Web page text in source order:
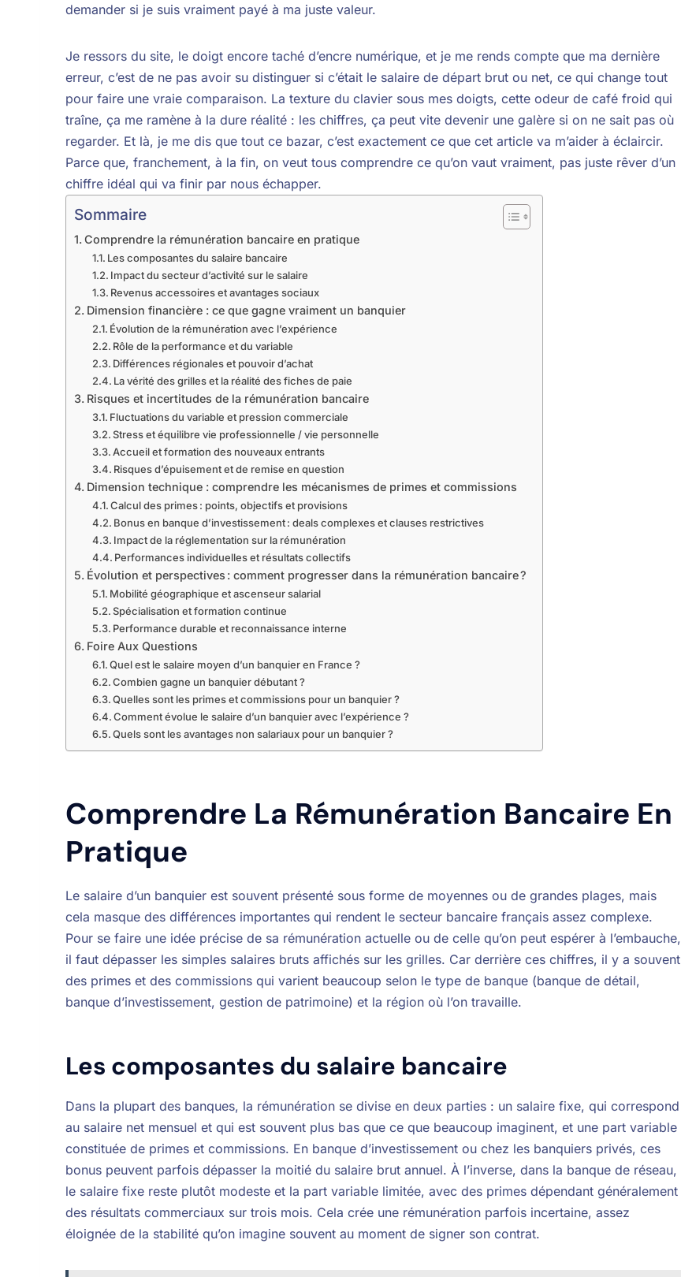
demander si je suis vraiment payé à ma juste valeur.
Je ressors du site, le doigt encore taché d’encre numérique, et je me rends compte que ma dernière
erreur, c’est de ne pas avoir su distinguer si c’était le salaire de départ brut ou net, ce qui change tout
pour faire une vraie comparaison. La texture du clavier sous mes doigts, cette odeur de café froid qui
traîne, ça me ramène à la dure réalité : les chiffres, ça peut vite devenir une galère si on ne sait pas où
regarder. Et là, je me dis que tout ce bazar, c’est exactement ce que cet article va m’aider à éclaircir.
Parce que, franchement, à la fin, on veut tous comprendre ce qu’on vaut vraiment, pas juste rêver d’un
chiffre idéal qui va finir par nous échapper.
Sommaire
Comprendre la rémunération bancaire en pratique
Les composantes du salaire bancaire
Impact du secteur d’activité sur le salaire
Revenus accessoires et avantages sociaux
Dimension financière : ce que gagne vraiment un banquier
Évolution de la rémunération avec l’expérience
Rôle de la performance et du variable
Différences régionales et pouvoir d’achat
La vérité des grilles et la réalité des fiches de paie
Risques et incertitudes de la rémunération bancaire
Fluctuations du variable et pression commerciale
Stress et équilibre vie professionnelle / vie personnelle
Accueil et formation des nouveaux entrants
Risques d’épuisement et de remise en question
Dimension technique : comprendre les mécanismes de primes et commissions
Calcul des primes : points, objectifs et provisions
Bonus en banque d’investissement : deals complexes et clauses restrictives
Impact de la réglementation sur la rémunération
Performances individuelles et résultats collectifs
Évolution et perspectives : comment progresser dans la rémunération bancaire ?
Mobilité géographique et ascenseur salarial
Spécialisation et formation continue
Performance durable et reconnaissance interne
Foire Aux Questions
Quel est le salaire moyen d’un banquier en France ?
Combien gagne un banquier débutant ?
Quelles sont les primes et commissions pour un banquier ?
Comment évolue le salaire d’un banquier avec l’expérience ?
Quels sont les avantages non salariaux pour un banquier ?
Comprendre La Rémunération Bancaire En
Pratique
Le salaire d’un banquier est souvent présenté sous forme de moyennes ou de grandes plages, mais
cela masque des différences importantes qui rendent le secteur bancaire français assez complexe.
Pour se faire une idée précise de sa rémunération actuelle ou de celle qu’on peut espérer à l’embauche,
il faut dépasser les simples salaires bruts affichés sur les grilles. Car derrière ces chiffres, il y a souvent
des primes et des commissions qui varient beaucoup selon le type de banque (banque de détail,
banque d’investissement, gestion de patrimoine) et la région où l’on travaille.
Les composantes du salaire bancaire
Dans la plupart des banques, la rémunération se divise en deux parties : un salaire fixe, qui correspond
au salaire net mensuel et qui est souvent plus bas que ce que beaucoup imaginent, et une part variable
constituée de primes et commissions. En banque d’investissement ou chez les banquiers privés, ces
bonus peuvent parfois dépasser la moitié du salaire brut annuel. À l’inverse, dans la banque de réseau,
le salaire fixe reste plutôt modeste et la part variable limitée, avec des primes dépendant généralement
des résultats commerciaux sur trois mois. Cela crée une rémunération parfois incertaine, assez
éloignée de la stabilité qu’on imagine souvent au moment de signer son contrat.